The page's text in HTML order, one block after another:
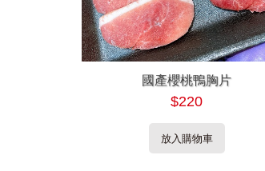
國產櫻桃鴨胸片
$220
放入購物車